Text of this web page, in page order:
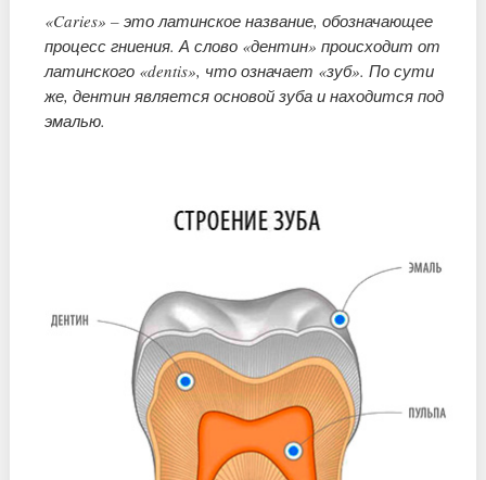
«Caries» – это латинское название, обозначающее
процесс гниения. А слово «дентин» происходит от
латинского «dentis», что означает «зуб». По сути
же, дентин является основой зуба и находится под
эмалью.